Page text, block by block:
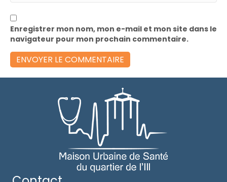
Enregistrer mon nom, mon e-mail et mon site dans le
navigateur pour mon prochain commentaire.